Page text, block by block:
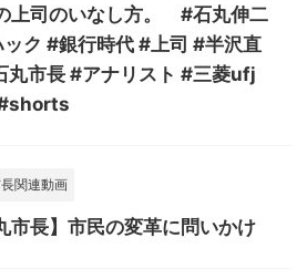
上司のいなし方。 #石丸伸二
ク #銀行時代 #上司 #半沢直
丸市長 #アナリスト #三菱ufj
関連動画
市長】市民の変革に問いかけ